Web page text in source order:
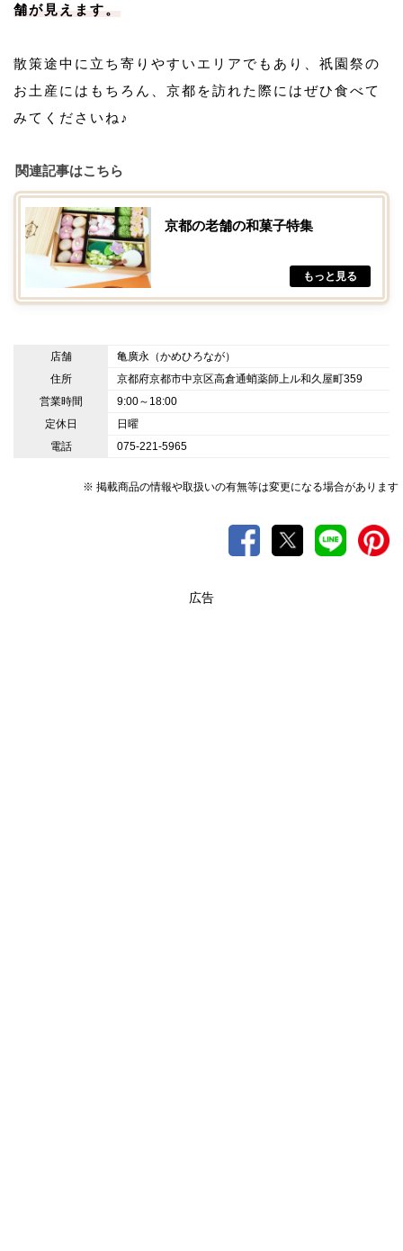
舗が見えます。
散策途中に立ち寄りやすいエリアでもあり、祇園祭の
お土産にはもちろん、京都を訪れた際にはぜひ食べて
みてくださいね♪
関連記事はこちら
京都の老舗の和菓子特集
店舗
亀廣永（かめひろなが）
住所
京都府京都市中京区高倉通蛸薬師上ル和久屋町359
営業時間
9:00～18:00
定休日
日曜
電話
075-221-5965
※ 掲載商品の情報や取扱いの有無等は変更になる場合があります
広告